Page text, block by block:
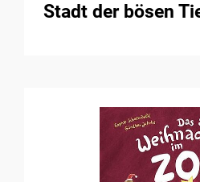
Stadt der bösen